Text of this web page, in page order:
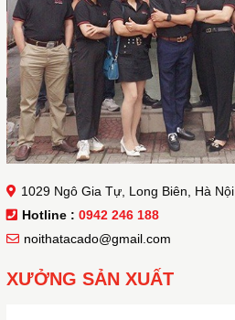
1029 Ngô Gia Tự, Long Biên, Hà Nội
Hotline : 0942 246 188
noithatacado@gmail.com
XƯỞNG SẢN XUẤT